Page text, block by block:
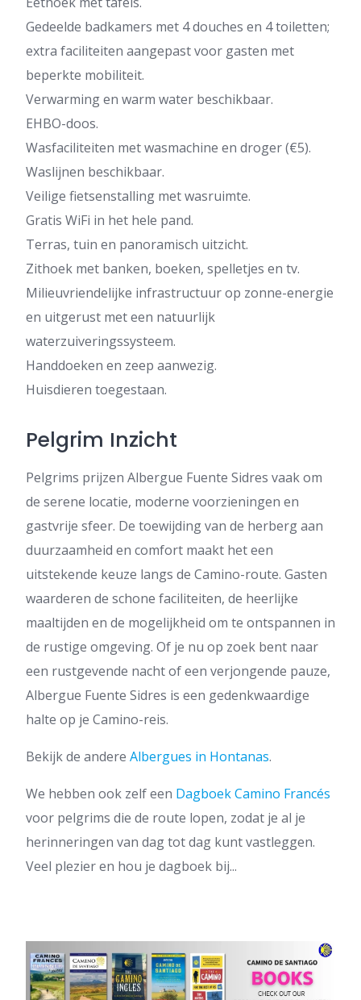
Gedeelde badkamers met 4 douches en 4 toiletten;
extra faciliteiten aangepast voor gasten met
beperkte mobiliteit.
Verwarming en warm water beschikbaar.
EHBO-doos.
Wasfaciliteiten met wasmachine en droger (€5).
Waslijnen beschikbaar.
Veilige fietsenstalling met wasruimte.
Gratis WiFi in het hele pand.
Terras, tuin en panoramisch uitzicht.
Zithoek met banken, boeken, spelletjes en tv.
Milieuvriendelijke infrastructuur op zonne-energie
en uitgerust met een natuurlijk
waterzuiveringssysteem.
Handdoeken en zeep aanwezig.
Huisdieren toegestaan.
Pelgrim Inzicht
Pelgrims prijzen Albergue Fuente Sidres vaak om
de serene locatie, moderne voorzieningen en
gastvrije sfeer. De toewijding van de herberg aan
duurzaamheid en comfort maakt het een
uitstekende keuze langs de Camino-route. Gasten
waarderen de schone faciliteiten, de heerlijke
maaltijden en de mogelijkheid om te ontspannen in
de rustige omgeving. Of je nu op zoek bent naar
een rustgevende nacht of een verjongende pauze,
Albergue Fuente Sidres is een gedenkwaardige
halte op je Camino-reis.
Bekijk de andere Albergues in Hontanas.
We hebben ook zelf een Dagboek Camino Francés
voor pelgrims die de route lopen, zodat je al je
herinneringen van dag tot dag kunt vastleggen.
Veel plezier en hou je dagboek bij...